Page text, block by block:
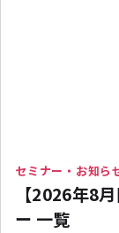
セミナー・お知ら
【2026年8
ー 一覧